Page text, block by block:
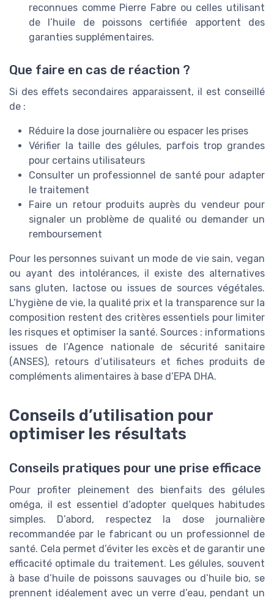
reconnues comme Pierre Fabre ou celles utilisant
de l’huile de poissons certifiée apportent des
garanties supplémentaires.
Que faire en cas de réaction ?
Si des effets secondaires apparaissent, il est conseillé
de :
Réduire la dose journalière ou espacer les prises
Vérifier la taille des gélules, parfois trop grandes
pour certains utilisateurs
Consulter un professionnel de santé pour adapter
le traitement
Faire un retour produits auprès du vendeur pour
signaler un problème de qualité ou demander un
remboursement
Pour les personnes suivant un mode de vie sain, vegan
ou ayant des intolérances, il existe des alternatives
sans gluten, lactose ou issues de sources végétales.
L’hygiène de vie, la qualité prix et la transparence sur la
composition restent des critères essentiels pour limiter
les risques et optimiser la santé. Sources : informations
issues de l’Agence nationale de sécurité sanitaire
(ANSES), retours d’utilisateurs et fiches produits de
compléments alimentaires à base d’EPA DHA.
Conseils d’utilisation pour
optimiser les résultats
Conseils pratiques pour une prise efficace
Pour profiter pleinement des bienfaits des gélules
oméga, il est essentiel d’adopter quelques habitudes
simples. D’abord, respectez la dose journalière
recommandée par le fabricant ou un professionnel de
santé. Cela permet d’éviter les excès et de garantir une
efficacité optimale du traitement. Les gélules, souvent
à base d’huile de poissons sauvages ou d’huile bio, se
prennent idéalement avec un verre d’eau, pendant un